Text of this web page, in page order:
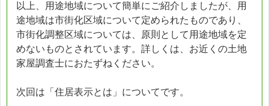
以上、用途地域について簡単にご紹介しましたが、用
途地域は市街化区域について定められたものであり、
市街化調整区域については、原則として用途地域を定
めないものとされています。詳しくは、お近くの土地
家屋調査士におたずねください。
次回は「住居表示とは」についてです。